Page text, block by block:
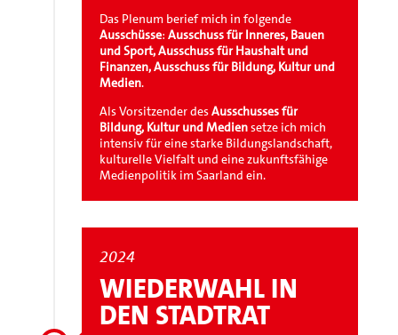
Das Plenum berief mich in folgende
Ausschüsse: Ausschuss für Inneres, Bauen
und Sport,Ausschuss für Haushalt und
Finanzen,Ausschuss für Bildung, Kultur und
Medien.
Als Vorsitzender desAusschusses für
Bildung, Kultur und Mediensetze ich mich
intensiv für eine starke Bildungslandschaft,
kulturelle Vielfalt und eine zukunftsfähige
Medienpolitik im Saarland ein.
2024
WIEDERWAHL IN
DEN STADTRAT